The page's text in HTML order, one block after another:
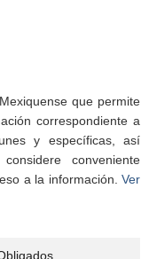
que permite
correspondiente a
y específicas, así
conveniente
a la información. Ver